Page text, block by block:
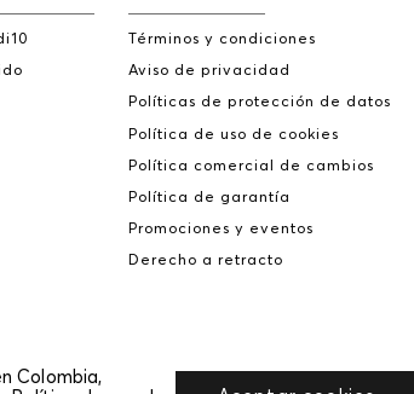
Términos y condiciones
Aviso de privacidad
Políticas de protección de datos
Política de uso de cookies
Política comercial de cambios
Política de garantía
Promociones y eventos
Derecho a retracto
Colombia,